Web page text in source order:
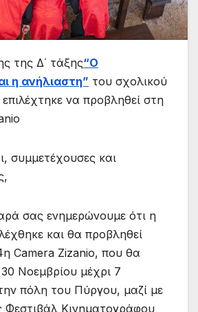
της Δ΄ τάξης“Ο
η ανήλιαστη” του σχολικού
να προβληθεί στη
συμμετέχουσες και
σας ενημερώνουμε ότι η
και θα προβληθεί
Camera Zizanio, που θα
Νοεμβρίου μέχρι 7
πόλη του Πύργου, μαζί με
Φεστιβάλ Κινηματογράφου